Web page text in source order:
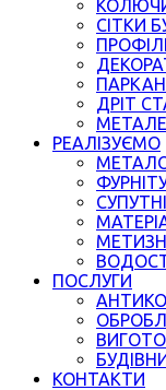
СІТКИ
ДРІТ
РЕАЛІЗУЄМО
СУПУТНІ
ПОСЛУГИ
КОНТАКТИ